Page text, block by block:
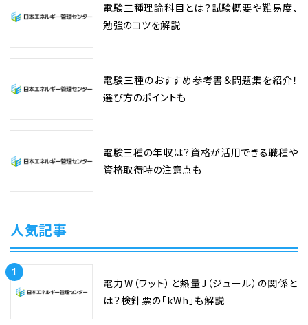
電験三種理論科目とは？試験概要や難易度、
勉強のコツを解説
電験三種のおすすめ参考書＆問題集を紹介！
選び方のポイントも
電験三種の年収は？資格が活用できる職種や
資格取得時の注意点も
人気記事
1
電力W（ワット）と熱量J（ジュール）の関係と
は？検針票の「kWh」も解説